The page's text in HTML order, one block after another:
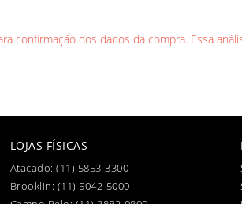
confirmação dos dados da compra. Essa
LOJAS FÍSICAS
Atacado: (11) 5853-3300
Brooklin: (11) 5042-5000